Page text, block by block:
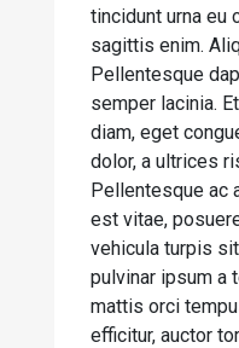
tincidunt urna eu
sagittis enim.
Pellentesque
semper lacinia.
diam, eget
dolor, a ultrices
Pellentesque ac
est vitae,
vehicula turpis
pulvinar ipsum a
mattis orci
efficitur, auctor